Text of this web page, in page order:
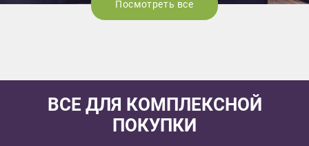
Посмотреть все
ВСЕ ДЛЯ КОМПЛЕКСНОЙ
ПОКУПКИ